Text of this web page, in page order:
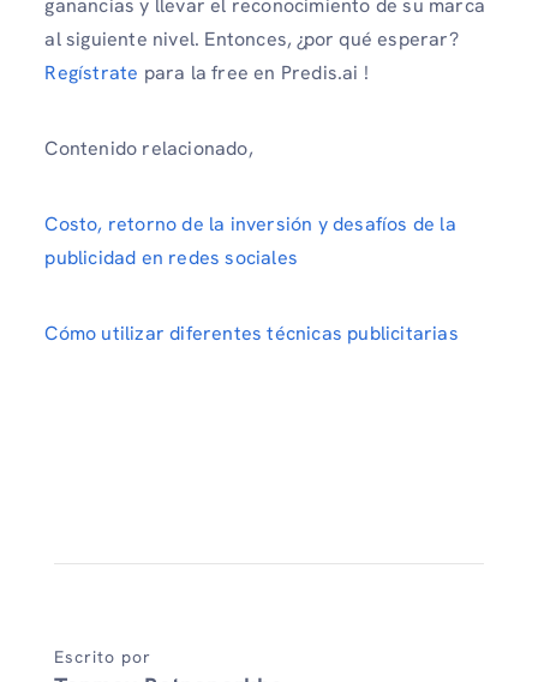
ganancias y llevar el reconocimiento de su marca
al siguiente nivel. Entonces, ¿por qué esperar?
Regístrate para la free en Predis.ai !
Contenido relacionado,
Costo, retorno de la inversión y desafíos de la
publicidad en redes sociales
Cómo utilizar diferentes técnicas publicitarias
Escrito por